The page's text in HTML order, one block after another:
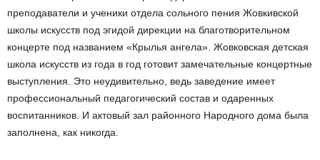
преподаватели и ученики отдела сольного пения Жовкивской
школы искусств под эгидой дирекции на благотворительном
концерте под названием «Крылья ангела». Жовковская детская
школа искусств из года в год готовит замечательные концертные
выступления. Это неудивительно, ведь заведение имеет
профессиональный педагогический состав и одаренных
воспитанников. И актовый зал районного Народного дома была
заполнена, как никогда.